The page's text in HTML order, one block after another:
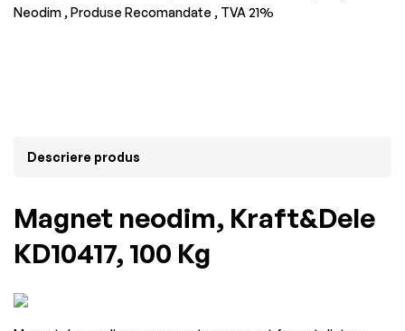
Neodim , Produse Recomandate , TVA 21%
Descriere produs
Magnet neodim, Kraft&Dele
KD10417, 100 Kg